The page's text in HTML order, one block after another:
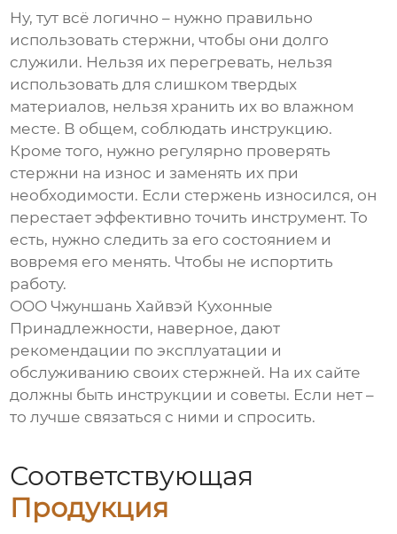
Ну, тут всё логично – нужно правильно
использовать стержни, чтобы они долго
служили. Нельзя их перегревать, нельзя
использовать для слишком твердых
материалов, нельзя хранить их во влажном
месте. В общем, соблюдать инструкцию.
Кроме того, нужно регулярно проверять
стержни на износ и заменять их при
необходимости. Если стержень износился, он
перестает эффективно точить инструмент. То
есть, нужно следить за его состоянием и
вовремя его менять. Чтобы не испортить
работу.
ООО Чжуншань Хайвэй Кухонные
Принадлежности, наверное, дают
рекомендации по эксплуатации и
обслуживанию своих стержней. На их сайте
должны быть инструкции и советы. Если нет –
то лучше связаться с ними и спросить.
Соответствующая
Продукция